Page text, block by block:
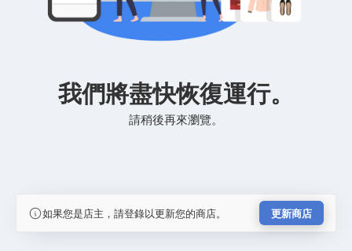
我們將盡快恢復運行。
請稍後再來瀏覽。
如果您是店主，請登錄以更新您的商店。 更新商店